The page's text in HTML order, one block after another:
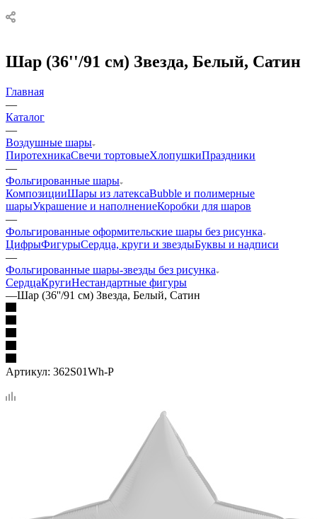
Шар (36''/91 см) Звезда, Белый, Сатин
Главная
—
Каталог
—
Воздушные шары
ПиротехникаСвечи тортовыеХлопушкиПраздники
—
Фольгированные шары
КомпозицииШары из латексаBubble и полимерные
шарыУкрашение и наполнениеКоробки для шаров
—
Фольгированные оформительские шары без рисунка
ЦифрыФигурыСердца, круги и звездыБуквы и надписи
—
Фольгированные шары-звезды без рисунка
СердцаКругиНестандартные фигуры
—Шар (36''/91 см) Звезда, Белый, Сатин
Артикул: 362S01Wh-P